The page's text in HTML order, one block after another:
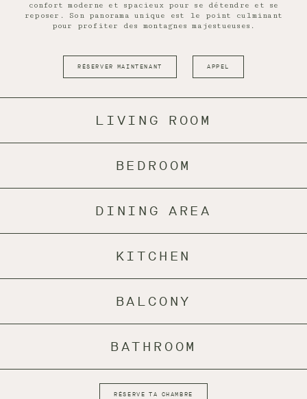
confort moderne et spacieux pour se détendre et se
reposer. Son panorama unique est le point culminant
pour profiter des montagnes majestueuses.
RÉSERVER MAINTENANT APPEL
LIVING ROOM
BEDROOM
DINING AREA
KITCHEN
BALCONY
BATHROOM
RÉSERVE TA CHAMBRE